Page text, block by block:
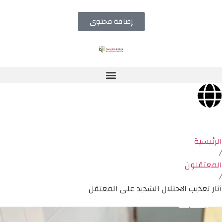
إضافة محتوى
الرئيسية
/
المعتقلون
/
آثار تعذيب الاحتلال الشديد على المعتقل